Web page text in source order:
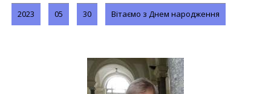
2023 05 30 Вітаємо з Днем народження